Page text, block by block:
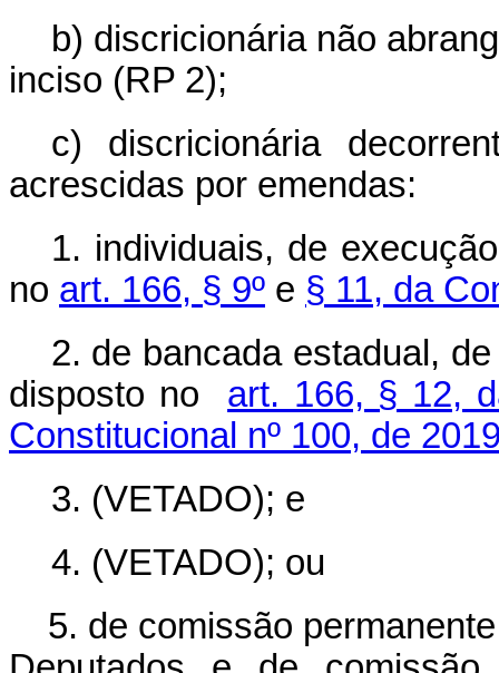
b) discricionária não
inciso (RP 2);
c) discricionária
acrescidas por emendas:
1. individuais, de
no art. 166, § 9º e § 11, da
2. de bancada estadual,
disposto no art. 166, § 12,
Constitucional nº 100, de
3. (VETADO); e
4. (VETADO); ou
5. de comissão